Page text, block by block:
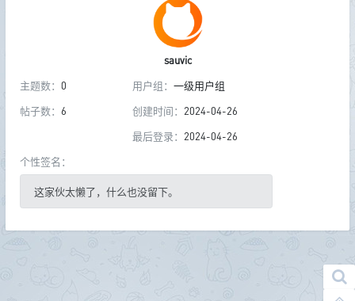
sauvic
主题数： 0
帖子数： 6
用户组：一级用户组
创建时间：2024-04-26
最后登录：2024-04-26
个性签名：
这家伙太懒了，什么也没留下。